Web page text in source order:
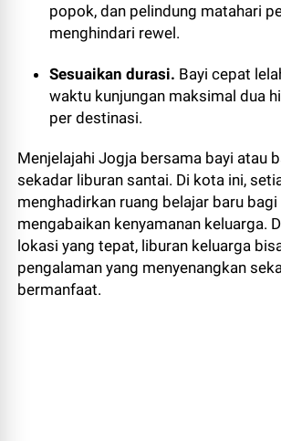
popok, dan pelindung matahari
menghindari rewel.
Sesuaikan durasi. Bayi cepat
waktu kunjungan maksimal dua
per destinasi.
Menjelajahi Jogja bersama bayi atau
sekadar liburan santai. Di kota ini,
menghadirkan ruang belajar baru bagi
mengabaikan kenyamanan keluarga.
lokasi yang tepat, liburan keluarga
pengalaman yang menyenangkan
bermanfaat.